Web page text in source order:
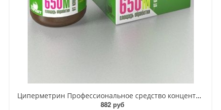
Циперметрин Профессиональное средство концентрат эмульсии 25% для уничтожения тараканов, мух,комаров, блох, клопов, муравьев, ос 50 мл
882 руб